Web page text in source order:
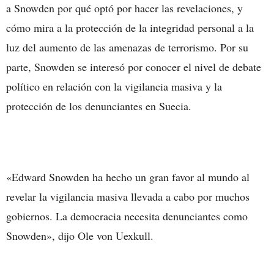
a Snowden por qué optó por hacer las revelaciones, y
cómo mira a la protección de la integridad personal a la
luz del aumento de las amenazas de terrorismo. Por su
parte, Snowden se interesó por conocer el nivel de debate
político en relación con la vigilancia masiva y la
protección de los denunciantes en Suecia.
«Edward Snowden ha hecho un gran favor al mundo al
revelar la vigilancia masiva llevada a cabo por muchos
gobiernos. La democracia necesita denunciantes como
Snowden», dijo Ole von Uexkull.